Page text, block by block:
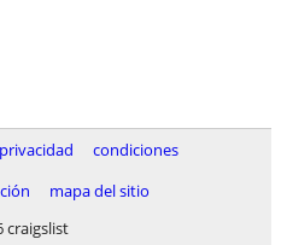
privacidad
condiciones
mapa del sitio
craigslist